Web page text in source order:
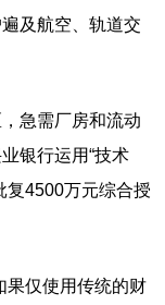
及航空、轨道交
急需厂房和流动
银行运用“技术
复4500万元综合授
仅使用传统的财